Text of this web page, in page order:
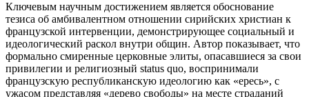
Ключевым научным достижением является обоснование
тезиса об амбивалентном отношении сирийских христиан к
французской интервенции, демонстрирующее социальный и
идеологический раскол внутри общин. Автор показывает, что
формально смиренные церковные элиты, опасавшиеся за свои
привилегии и религиозный status quo, воспринимали
французскую республиканскую идеологию как «ересь», с
ужасом представляя «дерево свободы» на месте страданий